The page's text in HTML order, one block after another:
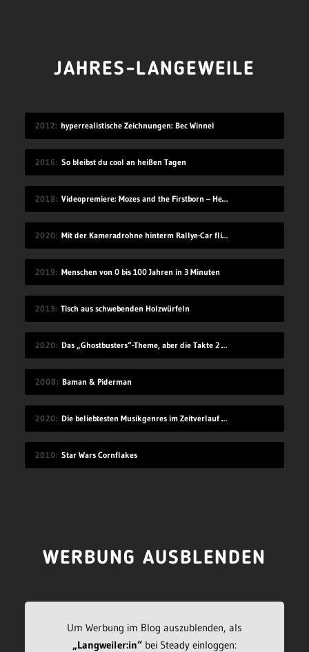
JAHRES-LANGEWEILE
2012 hyperrealistische Zeichnungen: Bec Winnel
2016 So bleibst du cool an heißen Tagen
2018 Videopremiere: Mozes and the Firstborn – Hello
2020 Mit der Kameradrohne hinterm Rallye-Car fliegen
2019 Menschen von 0 bis 100 Jahren in 3 Minuten
2013 Tisch aus schwebenden Holzwürfeln
2020 Das „Ghostbusters“-Theme, aber die Takte 2 und 4 sind vertauscht
2008 Baman & Piderman
2020 Die beliebtesten Musikgenres im Zeitverlauf (1910-2019)
2010 Star Wars Cornflakes
WERBUNG AUSBLENDEN
Um Werbung im Blog auszublenden, als
„Langweiler:in“bei Steady einloggen: